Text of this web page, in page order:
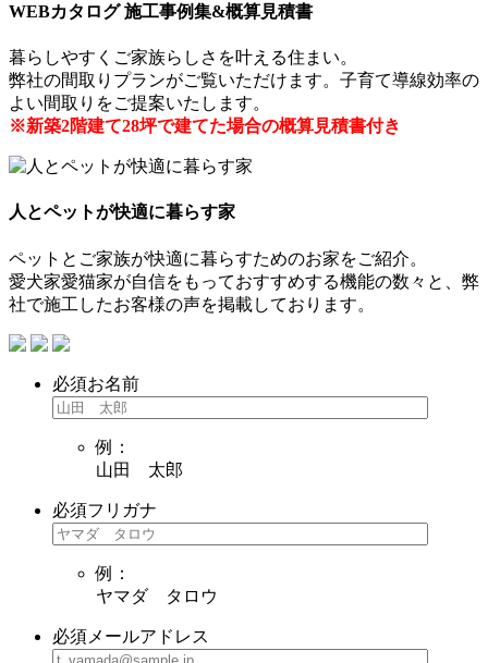
WEBカタログ 施工事例集&概算見積書
暮らしやすくご家族らしさを叶える住まい。
弊社の間取りプランがご覧いただけます。子育て導線効率の
よい間取りをご提案いたします。
※新築2階建て28坪で建てた場合の概算見積書付き
人とペットが快適に暮らす家
ペットとご家族が快適に暮らすためのお家をご紹介。
愛犬家愛猫家が自信をもっておすすめする機能の数々と、弊
社で施工したお客様の声を掲載しております。
必須お名前
例：
山田 太郎
必須フリガナ
例：
ヤマダ タロウ
必須 メールアドレス